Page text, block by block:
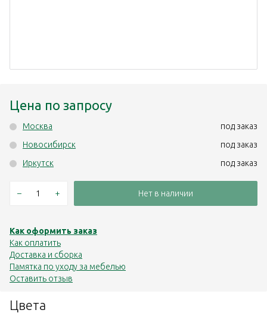
Цвета
Цена по запросу
Москва
под заказ
Новосибирск
под заказ
Иркутск
под заказ
– + Нет в наличии
Как оформить заказ
Как оплатить
Доставка и сборка
Памятка по уходу за мебелью
Оставить отзыв